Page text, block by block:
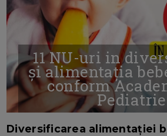
11 NU-uri in
și alimentația
conform
Pediatrie
Diversificarea alimentației